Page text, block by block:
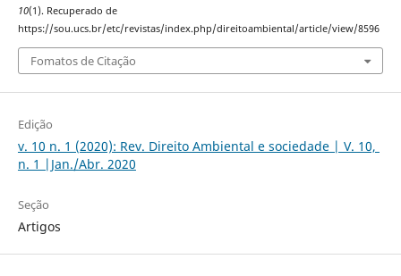
10(1). Recuperado de
https://sou.ucs.br/etc/revistas/index.php/direitoambiental/article/view/8596
Fomatos de Citação
Edição
v. 10 n. 1 (2020): Rev. Direito Ambiental e sociedade | V. 10,
n. 1 |Jan./Abr. 2020
Seção
Artigos